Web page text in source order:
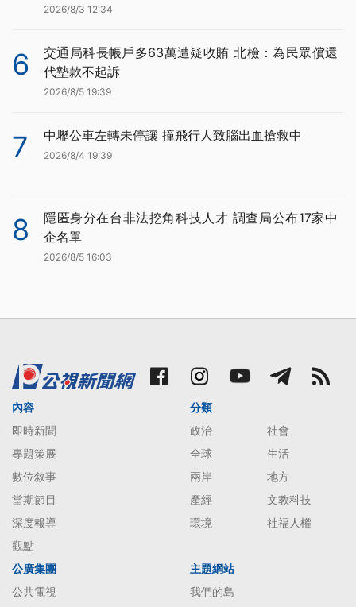
2026/8/3 12:34
6
交通局科長帳戶多63萬遭疑收賄 北檢：為民眾償還
代墊款不起訴
2026/8/5 19:39
7 中壢公車左轉未停讓 撞飛行人致腦出血搶救中
2026/8/4 19:39
8
隱匿身分在台非法挖角科技人才 調查局公布17家中
企名單
2026/8/5 16:03
內容
即時新聞
專題策展
數位敘事
當期節目
深度報導
觀點
分類
政治
社會
全球
生活
兩岸
地方
產經
文教科技
環境
社福人權
公廣集團
公共電視
主題網站
我們的島